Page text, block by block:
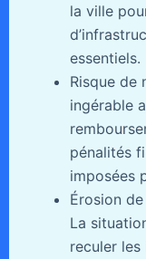
la ville
essentiels.
Risque de
ingérable
pénalités
imposées
Érosion
La
reculer